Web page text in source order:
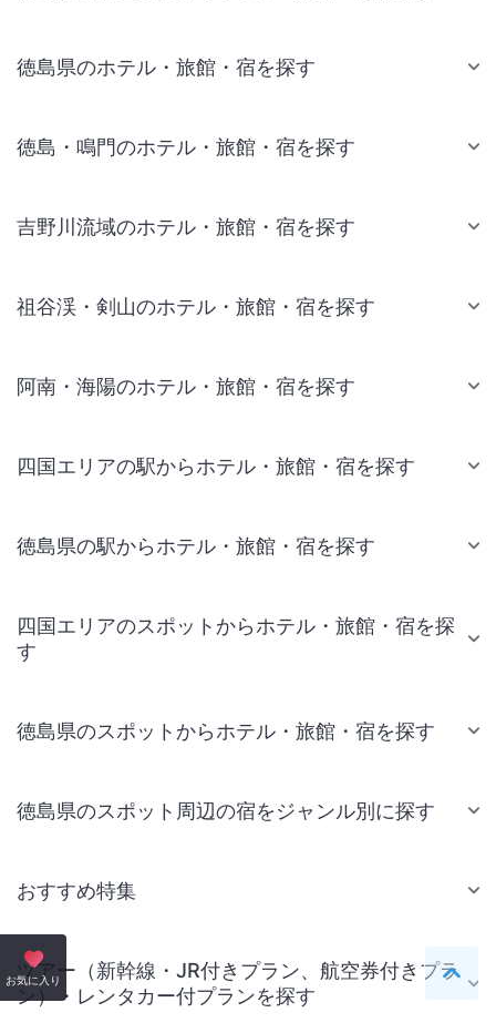
お気に入り ペー
徳島県のホテル・旅館・宿を探す
徳島・鳴門のホテル・旅館・宿を探す
吉野川流域のホテル・旅館・宿を探す
祖谷渓・剣山のホテル・旅館・宿を探す
阿南・海陽のホテル・旅館・宿を探す
四国エリアの駅からホテル・旅館・宿を探す
徳島県の駅からホテル・旅館・宿を探す
四国エリアのスポットからホテル・旅館・宿を探
す
徳島県のスポットからホテル・旅館・宿を探す
徳島県のスポット周辺の宿をジャンル別に探す
おすすめ特集
ツアー（新幹線・JR付きプラン、航空券付きプラ
ン）・レンタカー付プランを探す